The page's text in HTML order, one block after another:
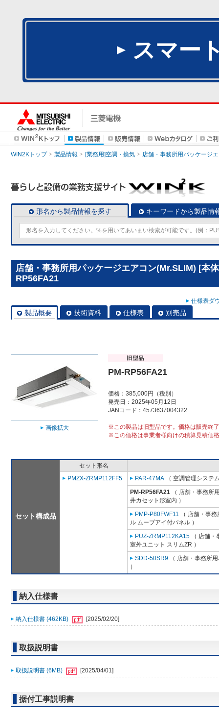
スマー
WIN2Kトップ 製品情報 [業務用]空調・換気 店舗・事務所用パッケージ
形名から製品情報を探す キーワードから製品情
店舗・事務所用パッケージエアコン(Mr.SLIM) [本
RP56FA21
仕様表ダ
製品概要 技術資料 仕様表 別売品
画像拡大
PM-RP56FA21
価格：385,000円（税別）
発売日：2025年05月12日
JANコード：4573637004322
※この製品は旧型品です。価格は販売終
※この価格は事業者様向けの積算見積価
セット構成品
セット形名
PMZX-ZRMP112FF5
PAR-47MA （ 空調管理システ
PM-RP56FA21 （ 店舗・事務所
井カセット形室内 ）
PMP-P80FWF11 （ 店舗・事
ル ムーブアイ付パネル ）
PUZ-ZRMP112KA15 （ 店舗
室外ユニット スリムZR ）
SDD-50SR9 （ 店舗・事務所
）
納入仕様書
納入仕様書 (462KB) [2025/02/20]
取扱説明書
取扱説明書 (6MB) [2025/04/01]
据付工事説明書